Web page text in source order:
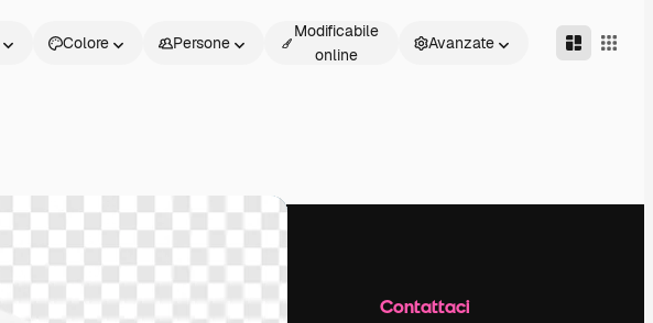
Colore Persone
Modificabile
online
Avanzate
Inizia Contattaci